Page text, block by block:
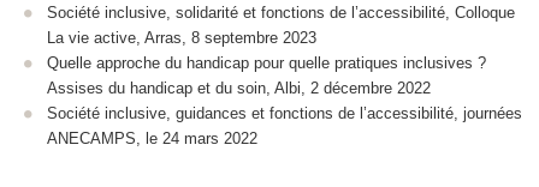
Société inclusive, solidarité et fonctions de l’accessibilité, Colloque
La vie active, Arras, 8 septembre 2023
Quelle approche du handicap pour quelle pratiques inclusives ?
Assises du handicap et du soin, Albi, 2 décembre 2022
Société inclusive, guidances et fonctions de l’accessibilité, journées
ANECAMPS, le 24 mars 2022